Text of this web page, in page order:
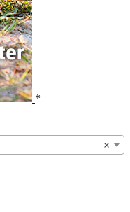
*
×